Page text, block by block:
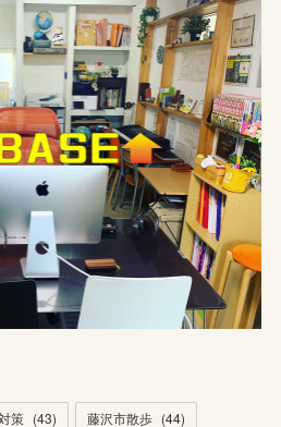
策 (43) 藤沢市散歩 (44)